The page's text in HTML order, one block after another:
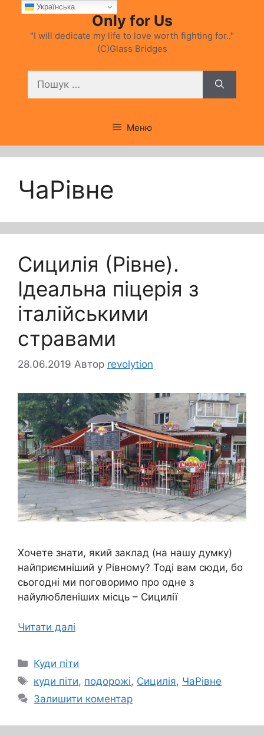
Перейти
вмісту
Only for Us
"I will dedicate my life to love worth fighting for.."
(C)Glass Bridges
Меню
ЧаРівне
Сицилія (Рівне).
Ідеальна піцерія з
італійськими
стравами
28.06.2019 Автор revolytion
Хочете знати, який заклад (на нашу думку)
найприємніший у Рівному? Тоді вам сюди, бо
сьогодні ми поговоримо про одне з
найулюбленіших місць – Сицилії
Читати далі
Категорії
Куди піти
Позначки
куди піти, подорожі, Сицилія, ЧаРівне
Залишити коментар
Українська